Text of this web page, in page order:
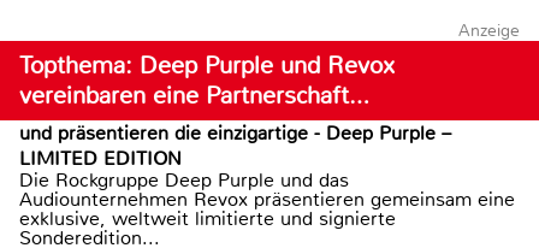
Anzeige
Topthema: Deep Purple und Revox
vereinbaren eine Partnerschaft…
und präsentieren die einzigartige - Deep Purple –
LIMITED EDITION
Die Rockgruppe Deep Purple und das
Audiounternehmen Revox präsentieren gemeinsam eine
exklusive, weltweit limitierte und signierte
Sonderedition...